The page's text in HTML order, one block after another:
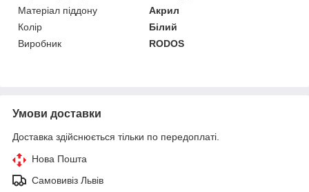
Матеріал піддону
Акрил
Колір
Білий
Виробник
RODOS
Умови доставки
Доставка здійснюється тільки по передоплаті.
Нова Пошта
Самовивіз Львів